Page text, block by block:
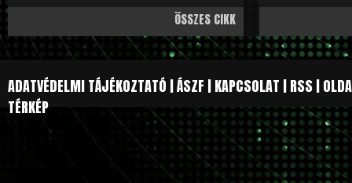
ÖSSZES CIKK
ADATVÉDELMI TÁJÉKOZTATÓ |ÁSZF |KAPCSOLAT |RSS|
TÉRKÉP